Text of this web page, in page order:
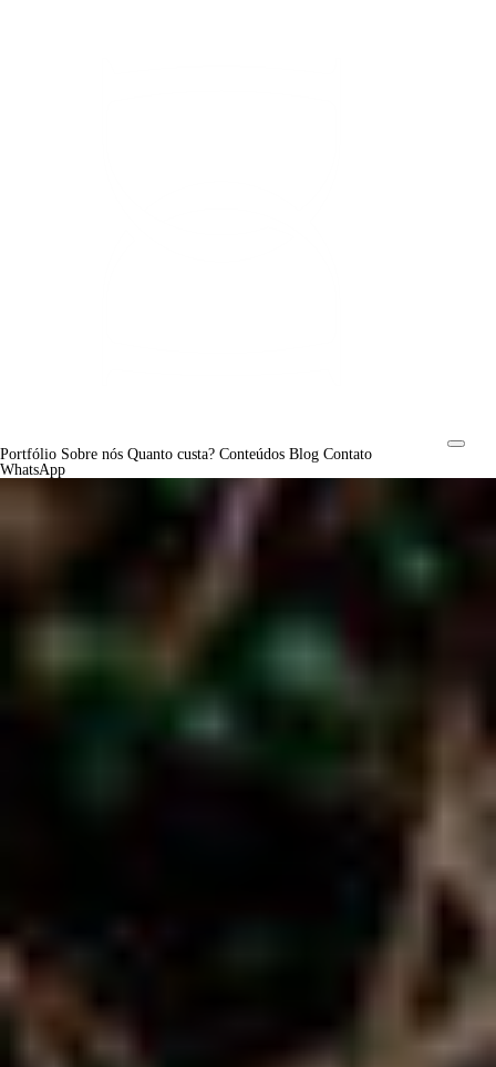
Portfólio Sobre nós Quanto custa? Conteúdos Blog Contato
WhatsApp